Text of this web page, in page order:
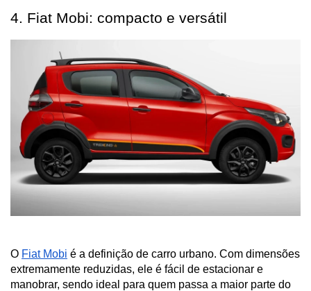
4. Fiat Mobi: compacto e versátil
O Fiat Mobi é a definição de carro urbano. Com dimensões
extremamente reduzidas, ele é fácil de estacionar e
manobrar, sendo ideal para quem passa a maior parte do